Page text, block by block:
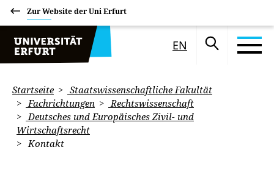
Zur Website der Uni Erfurt
EN
Startseite
Staatswissenschaftliche Fakultät
Fachrichtungen
Rechtswissenschaft
Deutsches und Europäisches Zivil- und
Wirtschaftsrecht
Kontakt